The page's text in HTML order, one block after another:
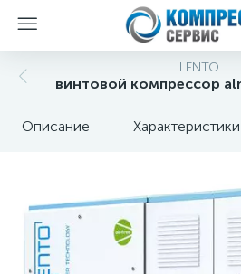
LENTO
винтовой компрессор
Описание Характеристики